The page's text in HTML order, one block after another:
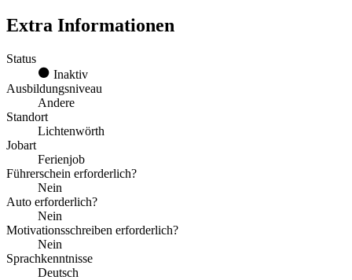
Extra Informationen
Status
Inaktiv
Ausbildungsniveau
Andere
Standort
Lichtenwörth
Jobart
Ferienjob
Führerschein erforderlich?
Nein
Auto erforderlich?
Nein
Motivationsschreiben erforderlich?
Nein
Sprachkenntnisse
Deutsch